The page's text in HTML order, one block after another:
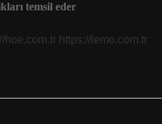
temsil eder
hoe.com.tr https://lemo.com.tr